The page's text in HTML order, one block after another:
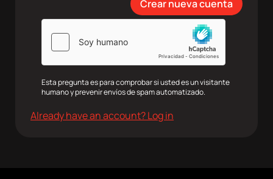
Esta pregunta es para comprobar si usted es un visitante
humano y prevenir envíos de spam automatizado.
Already have an account? Log in
RRSS